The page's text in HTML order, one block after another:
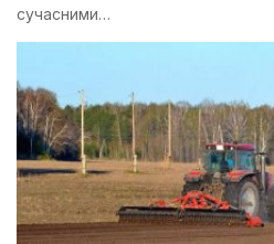
сучасними…